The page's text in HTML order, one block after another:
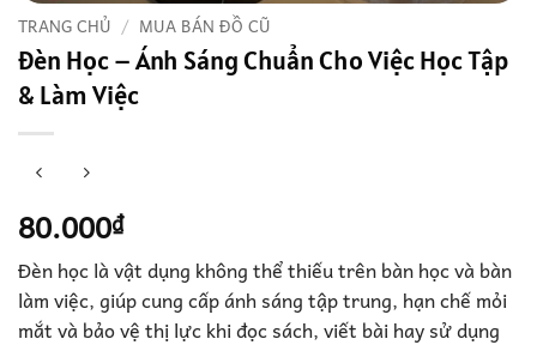
TRANG CHỦ / MUA BÁN ĐỒ CŨ
Đèn Học – Ánh Sáng Chuẩn Cho Việc Học Tập
& Làm Việc
80.000₫
Đèn học là vật dụng không thể thiếu trên bàn học và bàn
làm việc, giúp cung cấp ánh sáng tập trung, hạn chế mỏi
mắt và bảo vệ thị lực khi đọc sách, viết bài hay sử dụng